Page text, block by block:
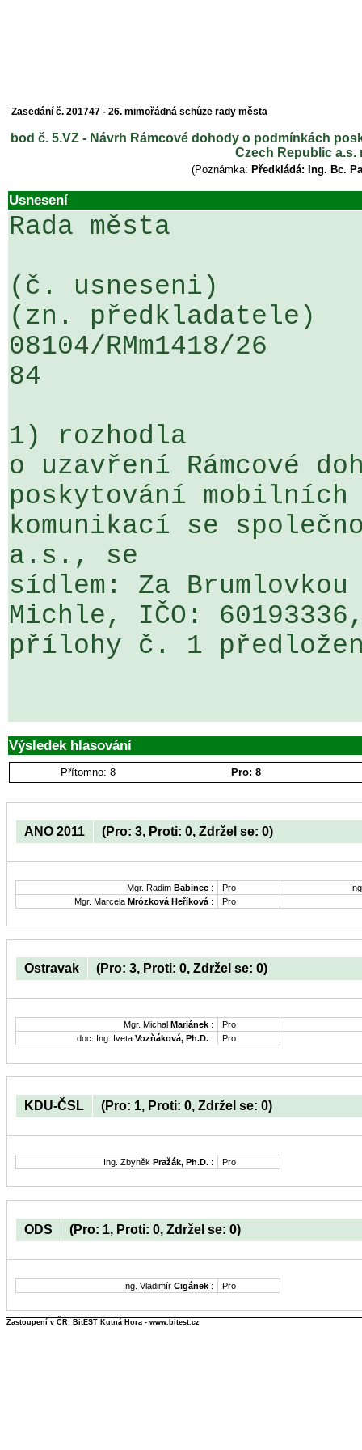
Zasedání č. 201747 - 26. mimořádná schůze rady města
bod č. 5.VZ - Návrh Rámcové dohody o podmínkách
Czech Republic a.s.
(Poznámka: Předkládá: Ing. Bc.
Usnesení
Rada města
(č. usneseni)
(zn. předkladatele)
08104/RMm1418/
84
1) rozhodla
o uzavření Rámcové
poskytování
komunikací se
a.s., se
sídlem: Za
Michle, IČO:
přílohy č. 1
Výsledek hlasování
Přítomno: 8 Pro: 8
ANO 2011 (Pro: 3, Proti: 0, Zdržel se: 0)
Mgr. Radim Babinec : Pro
Mgr. Marcela Mrózková Heříková : Pro
Ostravak (Pro: 3, Proti: 0, Zdržel se: 0)
Mgr. Michal Mariánek :
Pro
doc. Ing. Iveta Vozňáková, Ph.D. : Pro
KDU-ČSL (Pro: 1, Proti: 0, Zdržel se: 0)
Ing. Zbyněk Pražák, Ph.D. : Pro
ODS (Pro: 1, Proti: 0, Zdržel se: 0)
Ing. Vladimír Cigánek : Pro
Zastoupení v ČR: BitEST Kutná Hora - www.bitest.cz